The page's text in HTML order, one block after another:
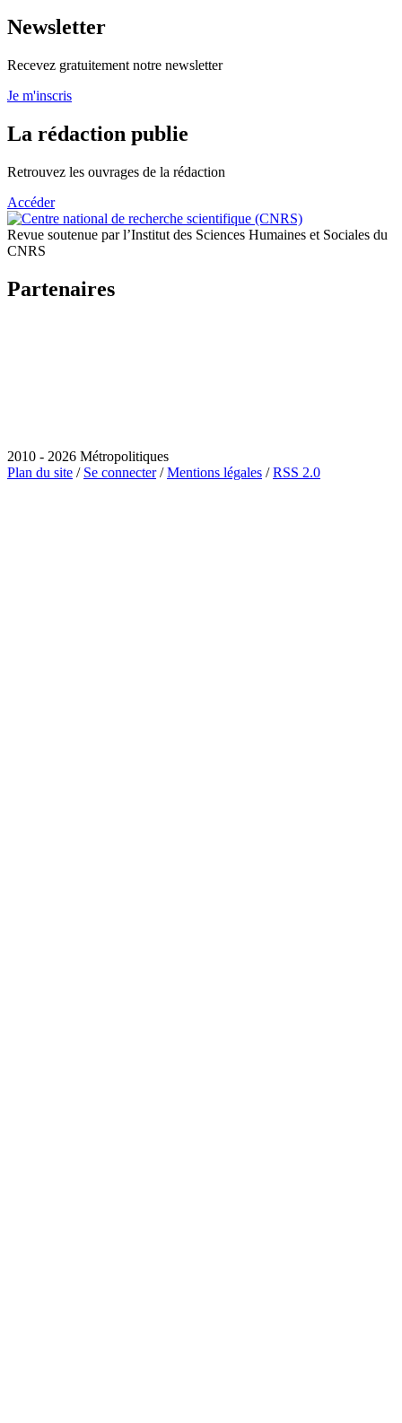
Newsletter
Recevez gratuitement notre newsletter
Je m'inscris
La rédaction publie
Retrouvez les ouvrages de la rédaction
Accéder
Revue soutenue par l’Institut des Sciences Humaines et Sociales du
CNRS
Partenaires
2010 - 2026 Métropolitiques
Plan du site / Se connecter/Mentions légales /RSS 2.0